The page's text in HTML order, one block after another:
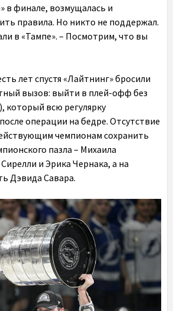
в финале, возмущалась и
правила. Но никто не поддержал.
в «Тампе». – Посмотрим, что вы
лет спустя «Лайтнинг» бросили
вызов: выйти в плей-офф без
который всю регулярку
операции на бедре. Отсутствие
чемпионам сохранить
пазла – Михаила
и Эрика Чернака, а на
Дэвида Савара.